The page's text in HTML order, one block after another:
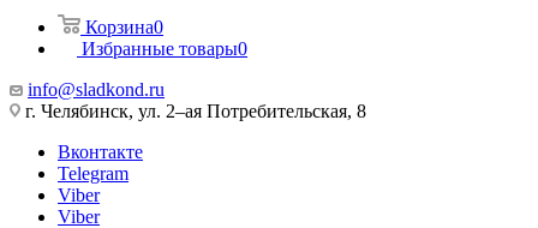
Корзина0
Избранные товары0
info@sladkond.ru
г. Челябинск, ул. 2–ая Потребительская, 8
Вконтакте
Telegram
Viber
Viber